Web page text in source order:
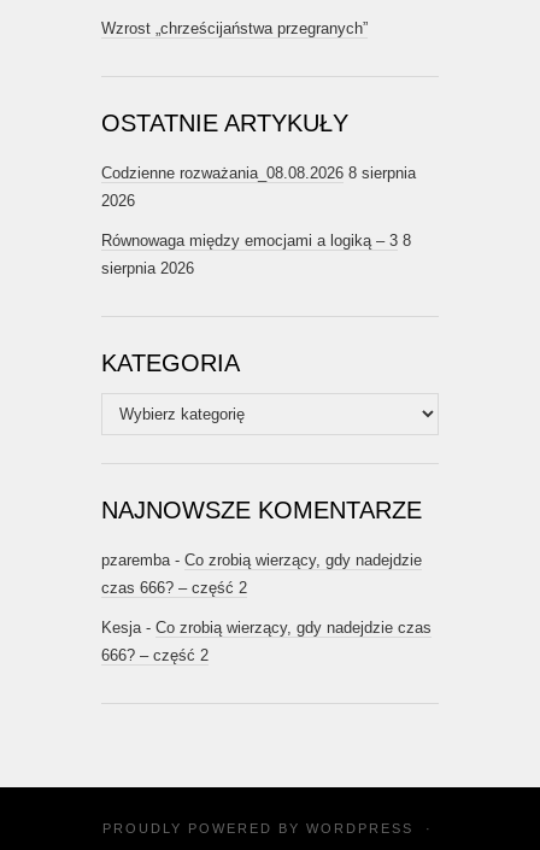
Wzrost „chrześcijaństwa przegranych”
OSTATNIE ARTYKUŁY
Codzienne rozważania_08.08.2026 8 sierpnia
2026
Równowaga między emocjami a logiką – 3 8
sierpnia 2026
KATEGORIA
Kategoria
NAJNOWSZE KOMENTARZE
pzaremba- Co zrobią wierzący, gdy nadejdzie
czas 666? – część 2
Kesja- Co zrobią wierzący, gdy nadejdzie czas
666? – część 2
PROUDLY POWERED BY WORDPRESS
·